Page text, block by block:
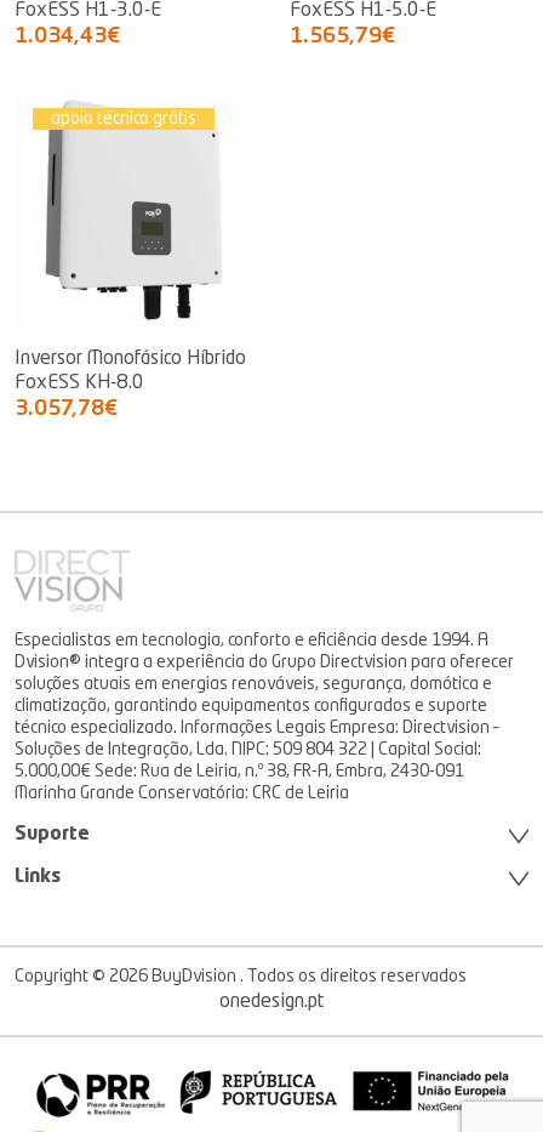
FoxESS H1-3.0-E
1.034,43€
FoxESS H1-5.0-E
1.565,79€
apoio técnico grátis
Inversor Monofásico Híbrido
FoxESS KH-8.0
3.057,78€
Especialistas em tecnologia, conforto e eficiência desde 1994. A
Dvision® integra a experiência do Grupo Directvision para oferecer
soluções atuais em energias renováveis, segurança, domótica e
climatização, garantindo equipamentos configurados e suporte
técnico especializado. Informações Legais Empresa: Directvision –
Soluções de Integração, Lda. NIPC: 509 804 322 | Capital Social:
5.000,00€ Sede: Rua de Leiria, n.º 38, FR-A, Embra, 2430-091
Marinha Grande Conservatória: CRC de Leiria
Suporte
Links
Copyright © 2026 BuyDvision . Todos os direitos reservados
onedesign.pt